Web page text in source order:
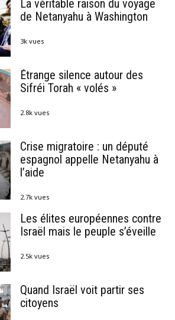
La véritable raison du voyage
de Netanyahu à Washington
3k vues
Étrange silence autour des
Sifréi Torah « volés »
2.8k vues
Crise migratoire : un député
espagnol appelle Netanyahu à
l’aide
2.7k vues
Les élites européennes contre
Israël mais le peuple s’éveille
2.5k vues
Quand Israël voit partir ses
citoyens